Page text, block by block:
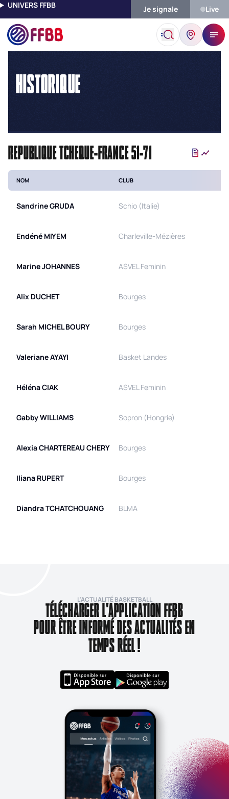
UNIVERS FFBB Je signale Live
Accueil Historique
HISTORIQUE
REPUBLIQUE TCHEQUE-FRANCE 51-71
NOM CLUB
SandrineGRUDA Schio (Italie)
Endéné MIYEM Charleville-Mézières
MarineJOHANNES ASVEL Feminin
Alix DUCHET Bourges
Sarah MICHEL BOURY Bourges
ValerianeAYAYI Basket Landes
HélénaCIAK ASVEL Feminin
GabbyWILLIAMS Sopron (Hongrie)
AlexiaCHARTEREAU CHERY Bourges
Iliana RUPERT Bourges
DiandraTCHATCHOUANG BLMA
L’ACTUALITÉ BASKETBALL
TÉLÉCHARGER L'APPLICATION FFBB
POUR ÊTRE INFORMÉ DES ACTUALITÉS EN
TEMPS RÉEL !